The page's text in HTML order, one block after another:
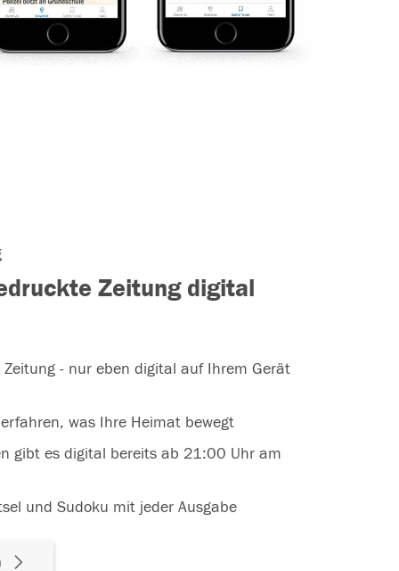
Zeitung digital
- nur eben digital auf Ihrem Gerät
was Ihre Heimat bewegt
gibt es digital bereits ab 21:00 Uhr am
und Sudoku mit jeder Ausgabe